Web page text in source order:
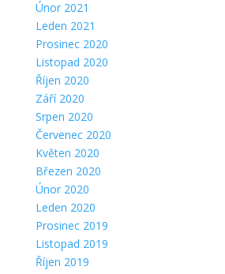
Únor 2021
Leden 2021
Prosinec 2020
Listopad 2020
Říjen 2020
Září 2020
Srpen 2020
Červenec 2020
Květen 2020
Březen 2020
Únor 2020
Leden 2020
Prosinec 2019
Listopad 2019
Říjen 2019